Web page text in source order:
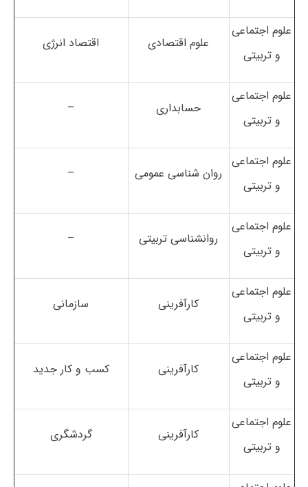
علوم اجتماعی
و تربیتی
علوم اقتصادی اقتصاد انرژی
علوم اجتماعی
و تربیتی
حسابداری –
علوم اجتماعی
و تربیتی
روان شناسی عمومی –
علوم اجتماعی
و تربیتی
روانشناسی تربیتی –
علوم اجتماعی
و تربیتی
کارآفرینی سازمانی
علوم اجتماعی
و تربیتی
کارآفرینی کسب و کار جدید
علوم اجتماعی
و تربیتی
کارآفرینی گردشگری